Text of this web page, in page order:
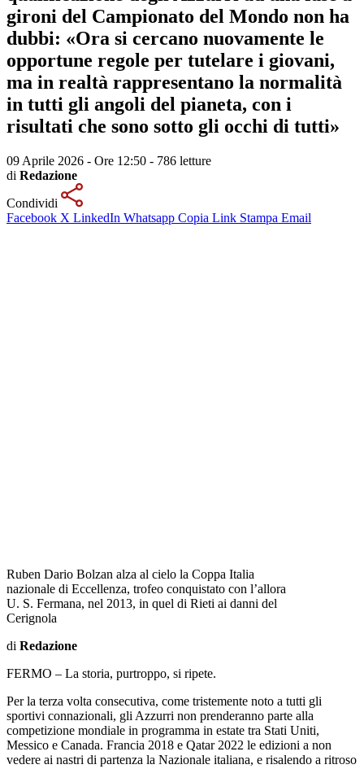
gironi del Campionato del Mondo non ha
dubbi: «Ora si cercano nuovamente le
opportune regole per tutelare i giovani,
ma in realtà rappresentano la normalità
in tutti gli angoli del pianeta, con i
risultati che sono sotto gli occhi di tutti»
09 Aprile 2026 - Ore 12:50 - 786 letture
di Redazione
Condividi
Facebook X LinkedIn Whatsapp Copia Link Stampa Email
Ruben Dario Bolzan alza al cielo la Coppa Italia
nazionale di Eccellenza, trofeo conquistato con l’allora
U. S. Fermana, nel 2013, in quel di Rieti ai danni del
Cerignola
di Redazione
FERMO – La storia, purtroppo, si ripete.
Per la terza volta consecutiva, come tristemente noto a tutti gli
sportivi connazionali, gli Azzurri non prenderanno parte alla
competizione mondiale in programma in estate tra Stati Uniti,
Messico e Canada. Francia 2018 e Qatar 2022 le edizioni a non
vedere ai nastri di partenza la Nazionale italiana, e risalendo a ritroso